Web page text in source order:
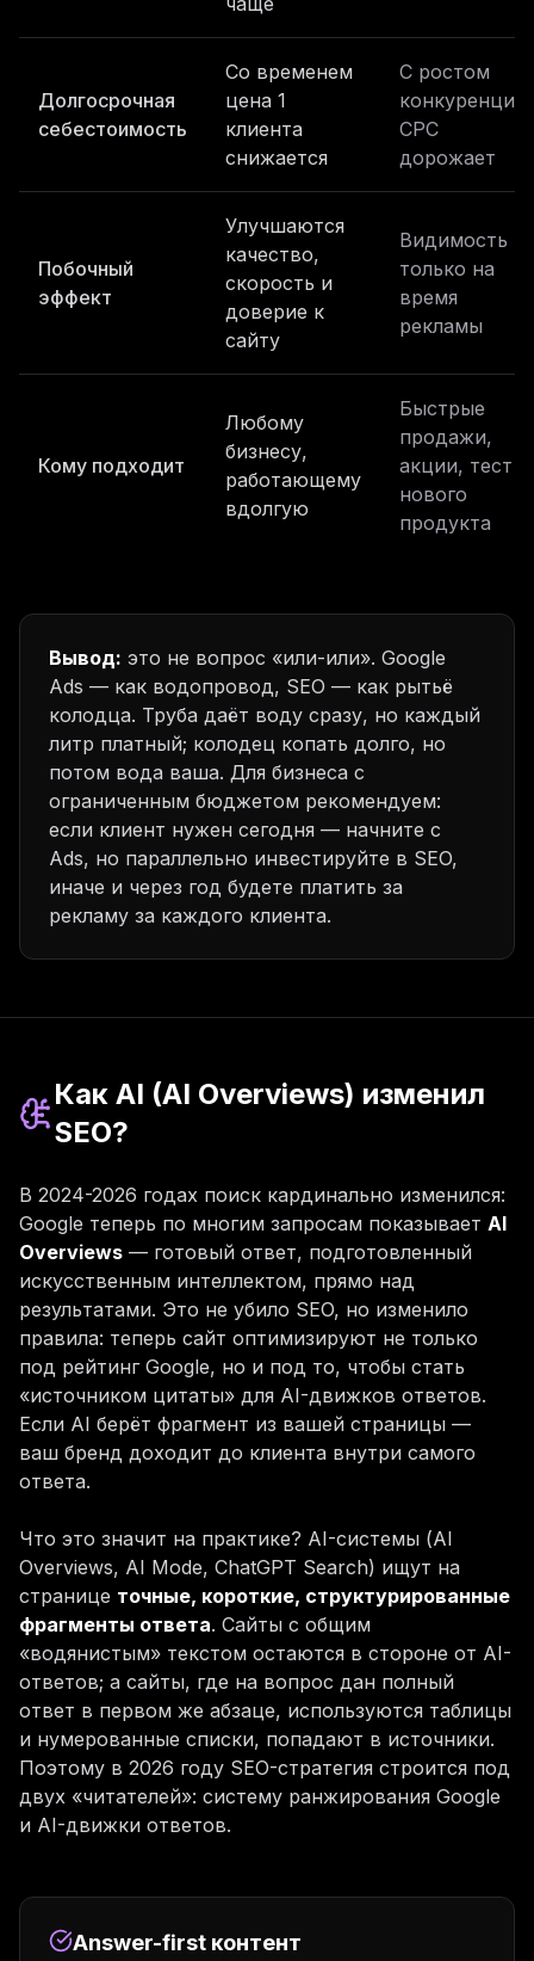
Долгосрочная
себестоимость
Со временем
цена 1
клиента
снижается
С ростом
конкуренции
CPC
дорожает
Побочный
эффект
Улучшаются
качество,
скорость и
доверие к
сайту
Видимость
только на
время
рекламы
Кому подходит
Любому
бизнесу,
работающему
вдолгую
Быстрые
продажи,
акции, тест
нового
продукта
Вывод: это не вопрос «или-или». Google
Ads — как водопровод, SEO — как рытьё
колодца. Труба даёт воду сразу, но каждый
литр платный; колодец копать долго, но
потом вода ваша. Для бизнеса с
ограниченным бюджетом рекомендуем:
если клиент нужен сегодня — начните с
Ads, но параллельно инвестируйте в SEO,
иначе и через год будете платить за
рекламу за каждого клиента.
Как AI (AI Overviews) изменил
SEO?
В 2024-2026 годах поиск кардинально изменился:
Google теперь по многим запросам показывает AI
Overviews — готовый ответ, подготовленный
искусственным интеллектом, прямо над
результатами. Это не убило SEO, но изменило
правила: теперь сайт оптимизируют не только
под рейтинг Google, но и под то, чтобы стать
«источником цитаты» для AI-движков ответов.
Если AI берёт фрагмент из вашей страницы —
ваш бренд доходит до клиента внутри самого
ответа.
Что это значит на практике? AI-системы (AI
Overviews, AI Mode, ChatGPT Search) ищут на
странице точные, короткие, структурированные
фрагменты ответа. Сайты с общим
«водянистым» текстом остаются в стороне от AI-
ответов; а сайты, где на вопрос дан полный
ответ в первом же абзаце, используются таблицы
и нумерованные списки, попадают в источники.
Поэтому в 2026 году SEO-стратегия строится под
двух «читателей»: систему ранжирования Google
и AI-движки ответов.
Answer-first контент